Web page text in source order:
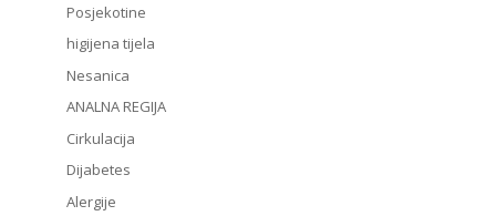
Posjekotine
higijena tijela
Nesanica
ANALNA REGIJA
Cirkulacija
Dijabetes
Alergije